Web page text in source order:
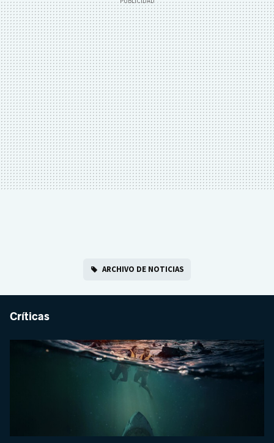
ARCHIVO DE NOTICIAS
Críticas